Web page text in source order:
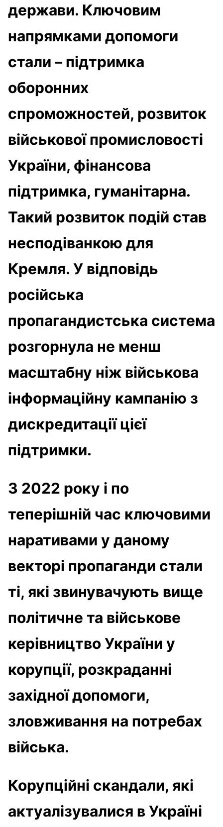
держави. Ключовим
напрямками допомоги
стали – підтримка
оборонних
спроможностей, розвиток
військової промисловості
України, фінансова
підтримка, гуманітарна.
Такий розвиток подій став
несподіванкою для
Кремля. У відповідь
російська
пропагандистська система
розгорнула не менш
масштабну ніж військова
інформаційну кампанію з
дискредитації цієї
підтримки.
З 2022 року і по
теперішній час ключовими
наративами у даному
векторі пропаганди стали
ті, які звинувачують вище
політичне та військове
керівництво України у
корупції, розкраданні
західної допомоги,
зловживання на потребах
війська.
Корупційні скандали, які
актуалізувалися в Україні